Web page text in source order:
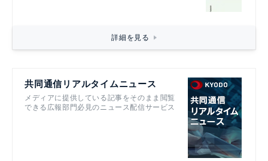
詳細を見る
共同通信リアルタイムニュース
メディアに提供している記事をそのまま閲覧
できる広報部門必見のニュース配信サービス